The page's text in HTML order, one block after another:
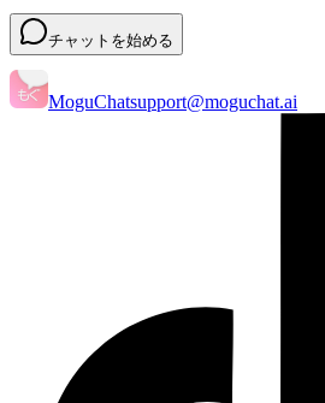
チャットを始める
MoguChatsupport@moguchat.ai